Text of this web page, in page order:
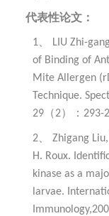
代表性论文：
1、
LIU Zhi-
of Binding of
Mite Allergen
Technique.
29 （2）： 293-
2、
Zhigang
H. Roux.
kinase as a
larvae.